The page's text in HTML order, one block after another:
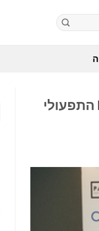
Multiply Group משלימה את רכישת Tendam ומכפילה את ה-EBITDA התפעולי